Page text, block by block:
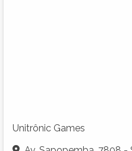
Unitrônic Games